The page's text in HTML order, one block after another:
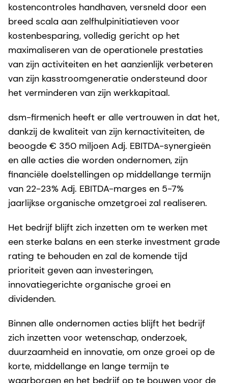
kostencontroles handhaven, versneld door een
breed scala aan zelfhulpinitiatieven voor
kostenbesparing, volledig gericht op het
maximaliseren van de operationele prestaties
van zijn activiteiten en het aanzienlijk verbeteren
van zijn kasstroomgeneratie ondersteund door
het verminderen van zijn werkkapitaal.
dsm-firmenich heeft er alle vertrouwen in dat het,
dankzij de kwaliteit van zijn kernactiviteiten, de
beoogde € 350 miljoen Adj. EBITDA-synergieën
en alle acties die worden ondernomen, zijn
financiële doelstellingen op middellange termijn
van 22-23% Adj. EBITDA-marges en 5-7%
jaarlijkse organische omzetgroei zal realiseren.
Het bedrijf blijft zich inzetten om te werken met
een sterke balans en een sterke investment grade
rating te behouden en zal de komende tijd
prioriteit geven aan investeringen,
innovatiegerichte organische groei en
dividenden.
Binnen alle ondernomen acties blijft het bedrijf
zich inzetten voor wetenschap, onderzoek,
duurzaamheid en innovatie, om onze groei op de
korte, middellange en lange termijn te
waarborgen en het bedrijf op te bouwen voor de